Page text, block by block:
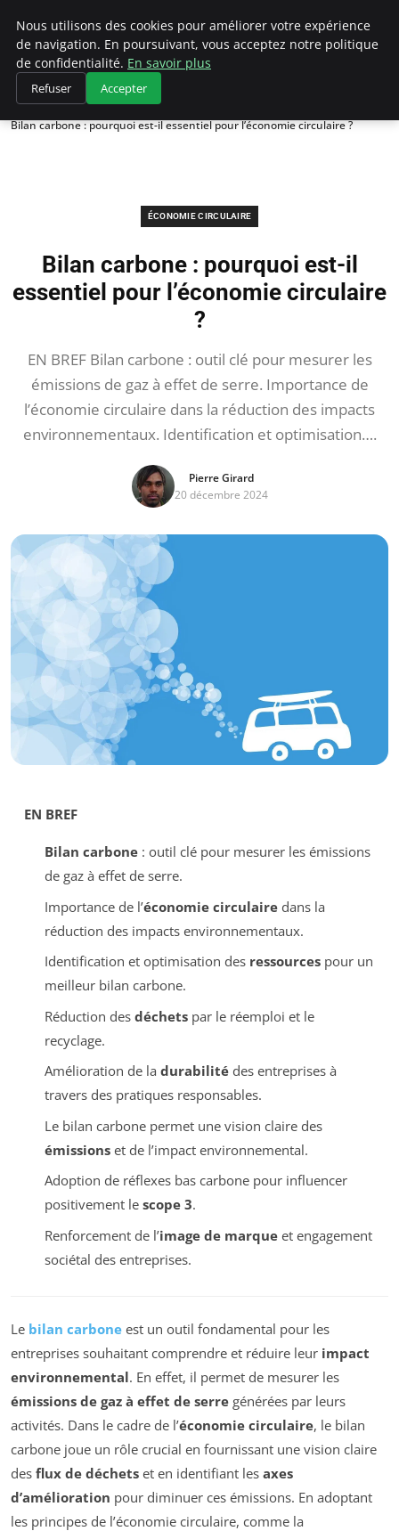
Climategatecountryclub.com
Accueil
Économie circulaire
Bilan carbone : pourquoi est-il essentiel pour l’économie circulaire ?
ÉCONOMIE CIRCULAIRE
Bilan carbone : pourquoi est-il
essentiel pour l’économie circulaire
?
EN BREF Bilan carbone : outil clé pour mesurer les
émissions de gaz à effet de serre. Importance de
l’économie circulaire dans la réduction des impacts
environnementaux. Identification et optimisation….
Pierre Girard
20 décembre 2024
EN BREF
Bilan carbone: outil clé pour mesurer les émissions
de gaz à effet de serre.
Importance de l’économie circulairedans la
réduction des impacts environnementaux.
Identification et optimisation des ressourcespour un
meilleur bilan carbone.
Réduction des déchetspar le réemploi et le
recyclage.
Amélioration de la durabilitédes entreprises à
travers des pratiques responsables.
Le bilan carbone permet une vision claire des
émissionset de l’impact environnemental.
Adoption de réflexes bas carbone pour influencer
positivement le scope 3.
Renforcement de l’image de marqueet engagement
sociétal des entreprises.
Le bilan carbone est un outil fondamental pour les
entreprises souhaitant comprendre et réduire leur impact
environnemental. En effet, il permet de mesurer les
émissions de gaz à effet de serre générées par leurs
activités. Dans le cadre de l’économie circulaire, le bilan
carbone joue un rôle crucial en fournissant une vision claire
des flux de déchets et en identifiant les axes
d’amélioration pour diminuer ces émissions. En adoptant
les principes de l’économie circulaire, comme la
Nous utilisons des cookies pour améliorer votre expérience
de navigation. En poursuivant, vous acceptez notre politique
de confidentialité. En savoir plus
Refuser Accepter